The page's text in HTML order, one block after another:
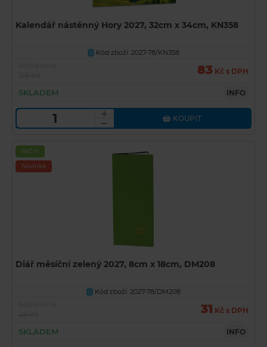
Kalendář nástěnný Hory 2027, 32cm x 34cm, KN358
U
Kód zboží: 2027-78/KN358
83 Kč s DPH
SKLADEM INFO
KOUPIT
Akční
Novinka
Diář měsíční zelený 2027, 8cm x 18cm, DM208
U
Kód zboží: 2027-78/DM208
31 Kč s DPH
SKLADEM INFO